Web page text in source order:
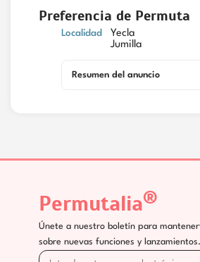
Preferencia de Permuta
Localidad
Yecla
Jumilla
Resumen del anuncio
Permutalia®
Únete a nuestro boletín para
sobre nuevas funciones y lanzamientos.